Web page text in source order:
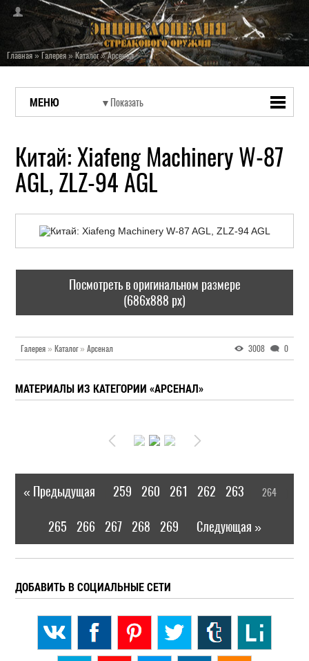
Главная»Галерея»Каталог»Арсенал
МЕНЮ
Китай: Xiafeng Machinery W-87
AGL, ZLZ-94 AGL
Посмотреть в оригинальном размере
(686x888 px)
Галерея » Каталог» Арсенал 3008 0
МАТЕРИАЛЫ ИЗ КАТЕГОРИИ «АРСЕНАЛ»
« Предыдущая 259 260 261 262 263 264
265 266 267 268 269 Следующая »
ДОБАВИТЬ В СОЦИАЛЬНЫЕ СЕТИ